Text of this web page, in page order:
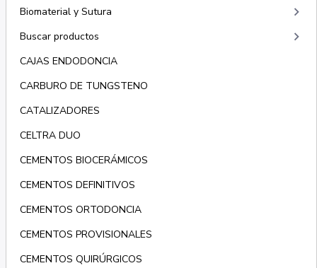
Biomaterial y Sutura
keyboard_arrow_right
Buscar productos keyboard_arrow_right
CAJAS ENDODONCIA
CARBURO DE TUNGSTENO
CATALIZADORES
CELTRA DUO
CEMENTOS BIOCERÁMICOS
CEMENTOS DEFINITIVOS
CEMENTOS ORTODONCIA
CEMENTOS PROVISIONALES
CEMENTOS QUIRÚRGICOS